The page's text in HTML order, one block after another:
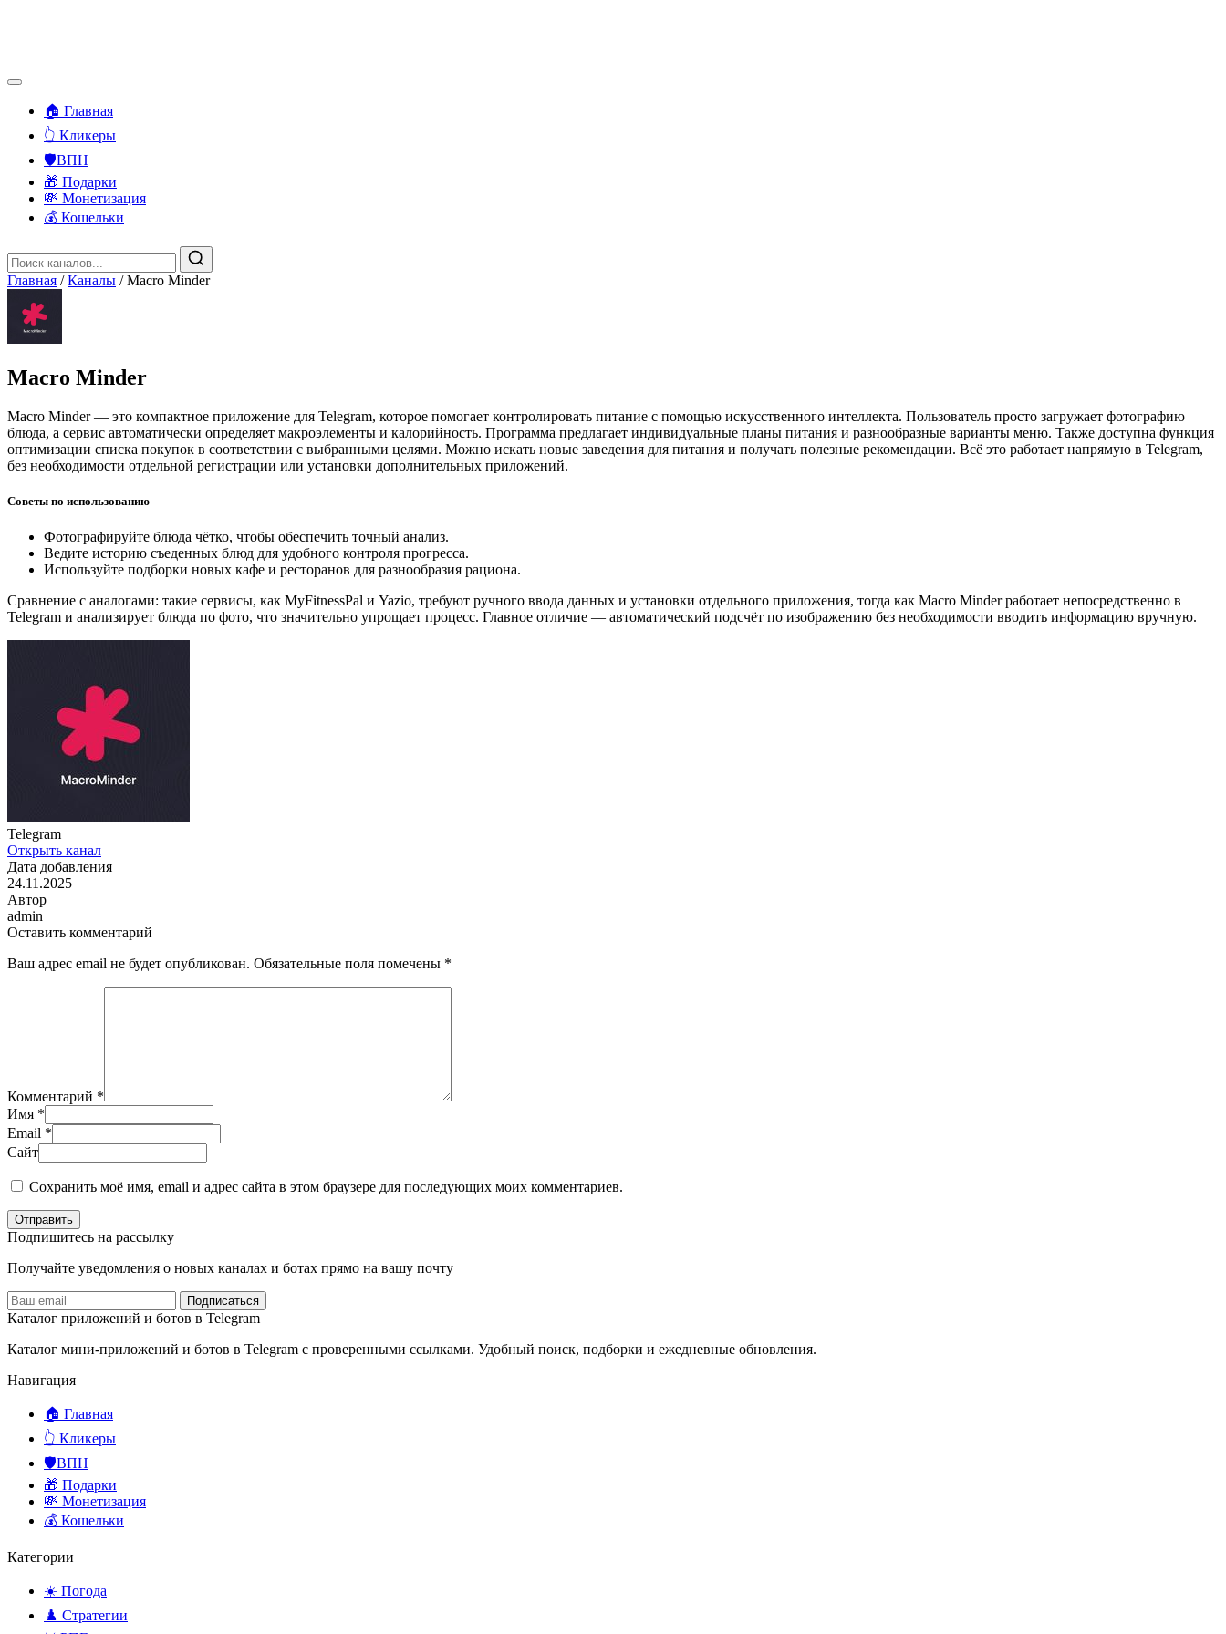
🏠 Главная
👆 Кликеры
🛡️ВПН
🎁 Подарки
💸 Монетизация
💰 Кошельки
Главная / Каналы / Macro Minder
Macro Minder
Macro Minder — это компактное приложение для Telegram, которое помогает контролировать питание с помощью искусственного интеллекта. Пользователь просто загружает фотографию
блюда, а сервис автоматически определяет макроэлементы и калорийность. Программа предлагает индивидуальные планы питания и разнообразные варианты меню. Также доступна функция
оптимизации списка покупок в соответствии с выбранными целями. Можно искать новые заведения для питания и получать полезные рекомендации. Всё это работает напрямую в Telegram,
без необходимости отдельной регистрации или установки дополнительных приложений.
Советы по использованию
Фотографируйте блюда чётко, чтобы обеспечить точный анализ.
Ведите историю съеденных блюд для удобного контроля прогресса.
Используйте подборки новых кафе и ресторанов для разнообразия рациона.
Сравнение с аналогами: такие сервисы, как MyFitnessPal и Yazio, требуют ручного ввода данных и установки отдельного приложения, тогда как Macro Minder работает непосредственно в
Telegram и анализирует блюда по фото, что значительно упрощает процесс. Главное отличие — автоматический подсчёт по изображению без необходимости вводить информацию вручную.
Telegram
Открыть канал
Дата добавления
24.11.2025
Автор
admin
Оставить комментарий
Ваш адрес email не будет опубликован. Обязательные поля помечены *
Комментарий *
Имя *
Email *
Сайт
Сохранить моё имя, email и адрес сайта в этом браузере для последующих моих комментариев.
Отправить
Подпишитесь на рассылку
Получайте уведомления о новых каналах и ботаx прямо на вашу почту
Подписаться
Каталог приложений и ботов в Telegram
Каталог мини-приложений и ботов в Telegram с проверенными ссылками. Удобный поиск, подборки и ежедневные обновления.
Навигация
🏠 Главная
👆 Кликеры
🛡️ВПН
🎁 Подарки
💸 Монетизация
💰 Кошельки
Категории
☀️ Погода
♟️ Стратегии